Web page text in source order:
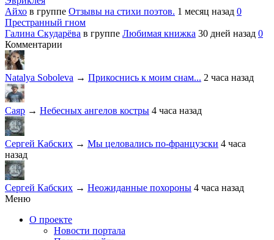
Айхо в группе Отзывы на стихи поэтов. 1 месяц назад 0
Престранный гном
Галина Скударёва в группе Любимая книжка 30 дней назад 0
Комментарии
Natalya Soboleva → Прикоснись к моим снам... 2 часа назад
Саяр → Небесных ангелов костры 4 часа назад
Сергей Кабских → Мы целовались по-французски 4 часа
назад
Сергей Кабских → Неожиданные похороны 4 часа назад
Меню
О проекте
Новости портала